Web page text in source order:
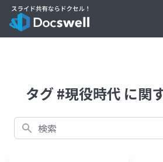
タグ #現役時代 に関
検索